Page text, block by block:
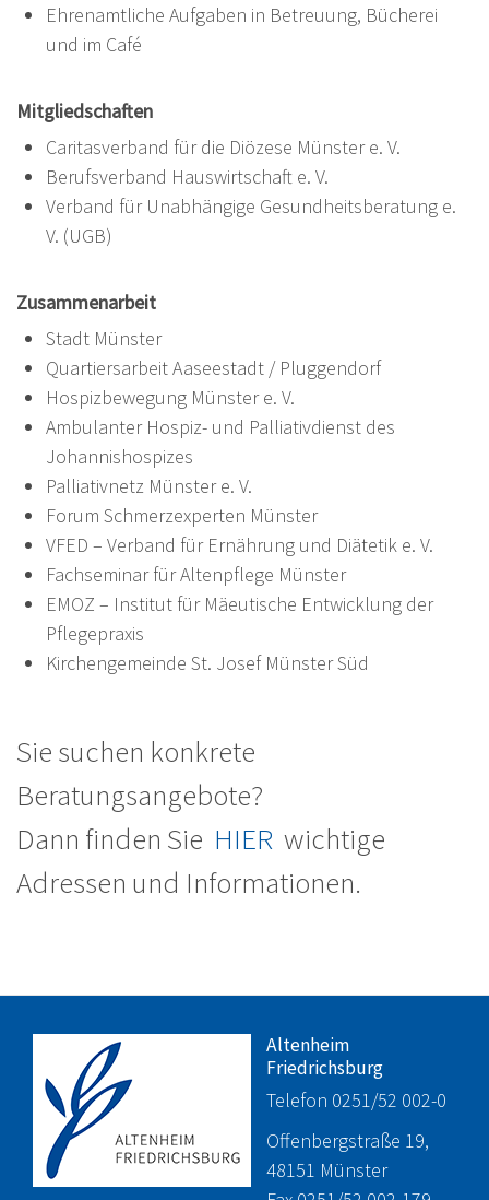
Ehrenamtliche Aufgaben in Betreuung, Bücherei
und im Café
Mitgliedschaften
Caritasverband für die Diözese Münster e. V.
Berufsverband Hauswirtschaft e. V.
Verband für Unabhängige Gesundheitsberatung e.
V. (UGB)
Zusammenarbeit
Stadt Münster
Quartiersarbeit Aaseestadt / Pluggendorf
Hospizbewegung Münster e. V.
Ambulanter Hospiz- und Palliativdienst des
Johannishospizes
Palliativnetz Münster e. V.
Forum Schmerzexperten Münster
VFED – Verband für Ernährung und Diätetik e. V.
Fachseminar für Altenpflege Münster
EMOZ – Institut für Mäeutische Entwicklung der
Pflegepraxis
Kirchengemeinde St. Josef Münster Süd
Sie suchen konkrete
Beratungsangebote?
Dann finden Sie HIER wichtige
Adressen und Informationen.
Altenheim
Friedrichsburg
Telefon 0251/52 002-0
Offenbergstraße 19,
48151 Münster